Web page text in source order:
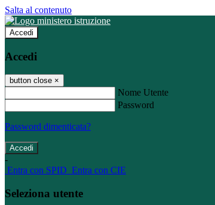
Salta al contenuto
Accedi
Accedi
button close ×
Nome Utente
Password
Password dimenticata?
-
Entra con SPID Entra con CIE
Seleziona utente